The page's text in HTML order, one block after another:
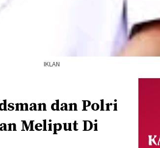
IKLAN
dan Polri
Meliput Di